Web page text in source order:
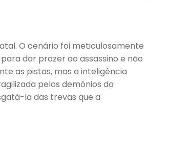
O cenário foi meticulosamente
dar prazer ao assassino e não
as pistas, mas a inteligência
pelos demónios do
la das trevas que a